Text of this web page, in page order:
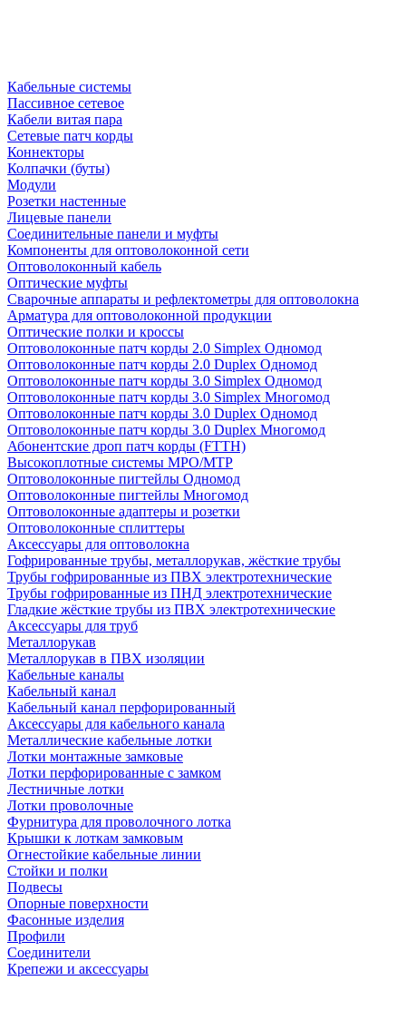
Кабельные системы
Пассивное сетевое
Кабели витая пара
Сетевые патч корды
Коннекторы
Колпачки (буты)
Модули
Розетки настенные
Лицевые панели
Соединительные панели и муфты
Компоненты для оптоволоконной сети
Оптоволоконный кабель
Оптические муфты
Сварочные аппараты и рефлектометры для оптоволокна
Арматура для оптоволоконной продукции
Оптические полки и кроссы
Оптоволоконные патч корды 2.0 Simplex Одномод
Оптоволоконные патч корды 2.0 Duplex Одномод
Оптоволоконные патч корды 3.0 Simplex Одномод
Оптоволоконные патч корды 3.0 Simplex Многомод
Оптоволоконные патч корды 3.0 Duplex Одномод
Оптоволоконные патч корды 3.0 Duplex Многомод
Абонентские дроп патч корды (FTTH)
Высокоплотные системы MPO/MTP
Оптоволоконные пигтейлы Одномод
Оптоволоконные пигтейлы Многомод
Оптоволоконные адаптеры и розетки
Оптоволоконные сплиттеры
Аксессуары для оптоволокна
Гофрированные трубы, металлорукав, жёсткие трубы
Трубы гофрированные из ПВХ электротехнические
Трубы гофрированные из ПНД электротехнические
Гладкие жёсткие трубы из ПВХ электротехнические
Аксессуары для труб
Металлорукав
Металлорукав в ПВХ изоляции
Кабельные каналы
Кабельный канал
Кабельный канал перфорированный
Аксессуары для кабельного канала
Металлические кабельные лотки
Лотки монтажные замковые
Лотки перфорированные с замком
Лестничные лотки
Лотки проволочные
Фурнитура для проволочного лотка
Крышки к лоткам замковым
Огнестойкие кабельные линии
Стойки и полки
Подвесы
Опорные поверхности
Фасонные изделия
Профили
Соединители
Крепежи и аксессуары